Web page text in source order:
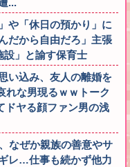
...
や「休日の預かり」に
だから自由だろ」主張
設」と諭す保育士
い込み、友人の離婚を
れな男現るｗｗトーク
ドヤる顔ファン男の浅
なぜか親族の善意やサ
レ…仕事も続かず他力